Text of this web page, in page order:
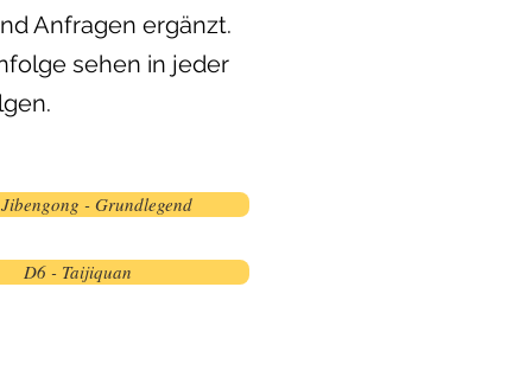
Anfragen ergänzt.
sehen in jeder
- Grundlegend
D6 - Taijiquan